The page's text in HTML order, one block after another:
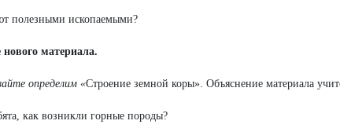
полезными ископаемыми?
материала.
определим «Строение земной коры». Объяснение материала
как возникли горные породы?